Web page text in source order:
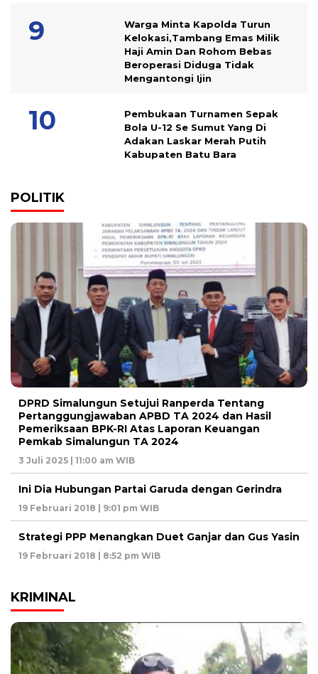
Warga Minta Kapolda Turun
Kelokasi,Tambang Emas Milik
Haji Amin Dan Rohom Bebas
Beroperasi Diduga Tidak
Mengantongi Ijin
Pembukaan Turnamen Sepak
Bola U-12 Se Sumut Yang Di
Adakan Laskar Merah Putih
Kabupaten Batu Bara
POLITIK
DPRD Simalungun Setujui Ranperda Tentang
Pertanggungjawaban APBD TA 2024 dan Hasil
Pemeriksaan BPK-RI Atas Laporan Keuangan
Pemkab Simalungun TA 2024
3 Juli 2025 | 11:00 am WIB
Ini Dia Hubungan Partai Garuda dengan Gerindra
19 Februari 2018 | 9:01 pm WIB
Strategi PPP Menangkan Duet Ganjar dan Gus Yasin
19 Februari 2018 | 8:52 pm WIB
KRIMINAL